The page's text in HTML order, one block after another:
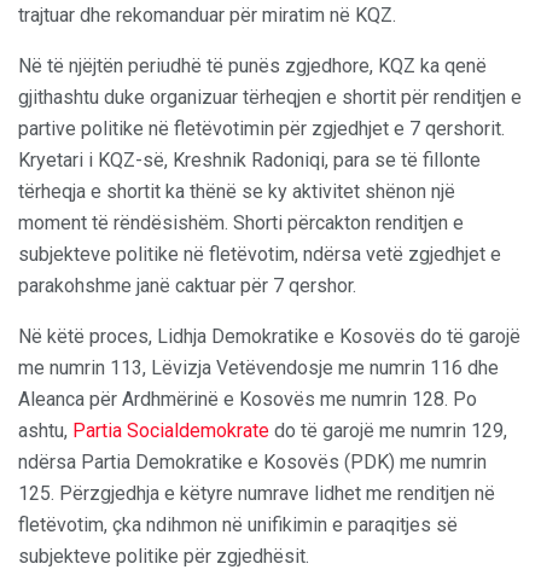
trajtuar dhe rekomanduar për miratim në KQZ.
Në të njëjtën periudhë të punës zgjedhore, KQZ ka qenë
gjithashtu duke organizuar tërheqjen e shortit për renditjen e
partive politike në fletëvotimin për zgjedhjet e 7 qershorit.
Kryetari i KQZ-së, Kreshnik Radoniqi, para se të fillonte
tërheqja e shortit ka thënë se ky aktivitet shënon një
moment të rëndësishëm. Shorti përcakton renditjen e
subjekteve politike në fletëvotim, ndërsa vetë zgjedhjet e
parakohshme janë caktuar për 7 qershor.
Në këtë proces, Lidhja Demokratike e Kosovës do të garojë
me numrin 113, Lëvizja Vetëvendosje me numrin 116 dhe
Aleanca për Ardhmërinë e Kosovës me numrin 128. Po
ashtu, Partia Socialdemokrate do të garojë me numrin 129,
ndërsa Partia Demokratike e Kosovës (PDK) me numrin
125. Përzgjedhja e këtyre numrave lidhet me renditjen në
fletëvotim, çka ndihmon në unifikimin e paraqitjes së
subjekteve politike për zgjedhësit.